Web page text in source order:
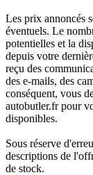
Les prix annoncés
éventuels. Le
potentielles et la
depuis votre
reçu des
des e-mails, des
conséquent, vous
autobutler.fr pour
disponibles.
Sous réserve
descriptions de
de stock.